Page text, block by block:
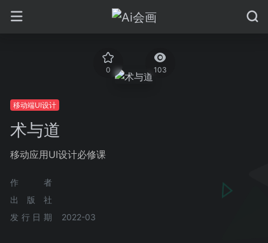
0 103
移动端UI设计
术与道
移动应用UI设计必修课
作者
出版社
发行日期
2022-03